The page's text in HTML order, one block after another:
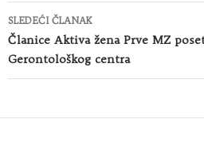
SLEDEĆI ČLANAK
Članice Aktiva žena Prve MZ
Gerontološkog centra